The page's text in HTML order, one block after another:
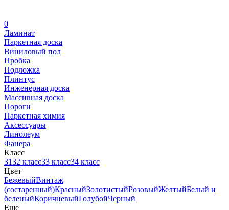
0
Ламинат
Паркетная доска
Виниловый пол
Пробка
Подложка
Плинтус
Инженерная доска
Массивная доска
Пороги
Паркетная химия
Аксессуары
Линолеум
Фанера
Класс
3132 класс33 класс34 класс
Цвет
БежевыйВинтаж
(состаренный)КрасныйЗолотистыйРозовыйЖелтыйБелый и
беленыйКоричневыйГолубойЧерный
Еще